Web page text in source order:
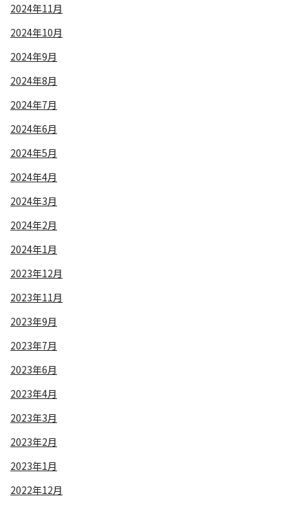
2024年11月
2024年10月
2024年9月
2024年8月
2024年7月
2024年6月
2024年5月
2024年4月
2024年3月
2024年2月
2024年1月
2023年12月
2023年11月
2023年9月
2023年7月
2023年6月
2023年4月
2023年3月
2023年2月
2023年1月
2022年12月